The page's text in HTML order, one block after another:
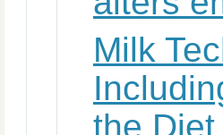
Milk
the